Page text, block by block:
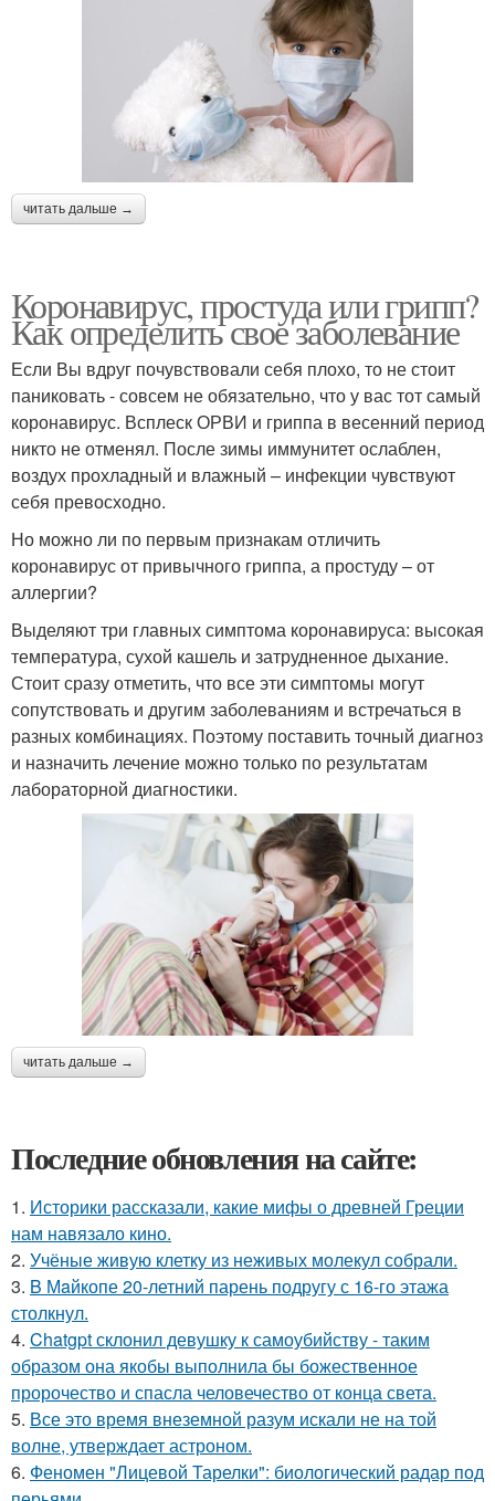
читать дальше →
Коронавирус, простуда или грипп?
Как определить свое заболевание
Если Вы вдруг почувствовали себя плохо, то не стоит
паниковать - совсем не обязательно, что у вас тот самый
коронавирус. Всплеск ОРВИ и гриппа в весенний период
никто не отменял. После зимы иммунитет ослаблен,
воздух прохладный и влажный – инфекции чувствуют
себя превосходно.
Но можно ли по первым признакам отличить
коронавирус от привычного гриппа, а простуду – от
аллергии?
Выделяют три главных симптома коронавируса: высокая
температура, сухой кашель и затрудненное дыхание.
Стоит сразу отметить, что все эти симптомы могут
сопутствовать и другим заболеваниям и встречаться в
разных комбинациях. Поэтому поставить точный диагноз
и назначить лечение можно только по результатам
лабораторной диагностики.
читать дальше →
Последние обновления на сайте:
1. Историки рассказали, какие мифы о древней Греции
нам навязало кино.
2. Учёные живую клетку из неживых молекул собрали.
3. B Мaйкопе 20-летний парень подругу с 16-го этажа
столкнул.
4. Chatgpt склонил девушку к самоубийству - таким
образом она якобы выполнила бы божественное
пророчество и спасла человечество от конца света.
5. Все это время внеземной разум искали не на той
волне, утверждает астроном.
6. Феномен "Лицевой Тарелки": биологический радар под